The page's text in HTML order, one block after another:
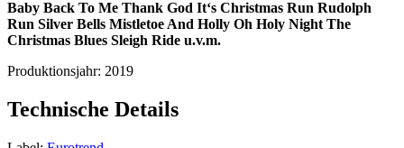
Baby Back To Me Thank God It‘s Christmas Run Rudolph
Run Silver Bells Mistletoe And Holly Oh Holy Night The
Christmas Blues Sleigh Ride u.v.m.
Produktionsjahr: 2019
Technische Details